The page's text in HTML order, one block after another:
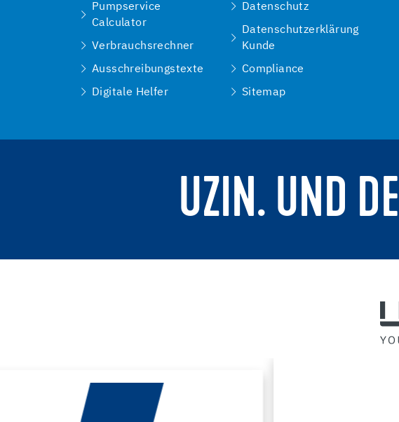
Pumpservice
Calculator
Verbrauchsrechner
Ausschreibungstexte
Digitale Helfer
Datenschutz
Datenschutzerklärung
Kunde
Compliance
Sitemap
UZIN. UND